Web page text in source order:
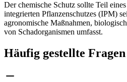
Der chemische Schutz sollte Teil
integrierten Pflanzenschutzes (IPM)
agronomische Maßnahmen,
von Schadorganismen umfasst.
Häufig gestellte Fragen